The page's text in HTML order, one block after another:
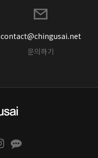
contact@chingusai.net
문의하기